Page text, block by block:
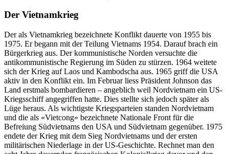
Der Vietnamkrieg
Der als Vietnamkrieg bezeichnete Konflikt dauerte von 1955 bis
1975. Er begann mit der Teilung Vietnams 1954. Darauf brach ein
Bürgerkrieg aus. Der kommunistische Norden versuchte die
antikommunistische Regierung im Süden zu stürzen. 1964 weitete
sich der Krieg auf Laos und Kambodscha aus. 1965 griff die USA
aktiv in den Konflikt ein. Im Februar liess Präsident Johnson das
Land erstmals bombardieren – angeblich weil Nordvietnam ein US-
Kriegsschiff angegriffen hatte. Dies stellte sich jedoch später als
Lüge heraus. Als wichtigste Kriegsparteien standen Nordvietnam
und die als «Vietcong» bezeichnete Nationale Front für die
Befreiung Südvietnams den USA und Südvietnam gegenüber. 1975
endete der Krieg mit dem Sieg Nordvietnams und der ersten
militärischen Niederlage in der US-Geschichte. Rechnet man den